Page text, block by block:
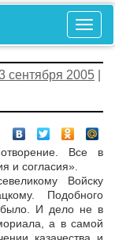
сентября 2005
Все в
и согласия».
Войску
Подобного
было. И дело не в
а в самой